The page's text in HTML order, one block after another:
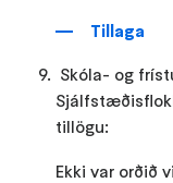
Tillaga
Skóla- og
tillögu:
Ekki var orðið